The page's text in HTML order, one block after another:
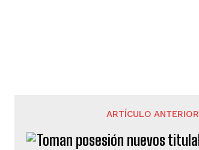
ARTÍCULO ANTERIOR